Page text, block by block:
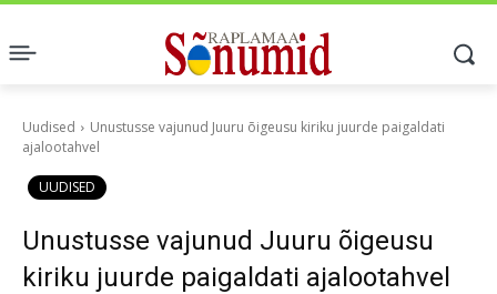
Uudised
Unustusse vajunud Juuru õigeusu kiriku juurde paigaldati
ajalootahvel
UUDISED
Unustusse vajunud Juuru õigeusu
kiriku juurde paigaldati ajalootahvel